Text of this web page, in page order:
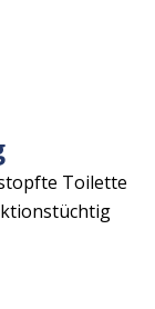
Toilette